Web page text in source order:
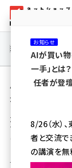
ン
yahoo
楽天
連載・特集 |
用語「寄付」
全 14 記事中 1
ZOZOが売上の
Tシャツの売上金
に寄付するプロジ
「ZOZOTOWN」の
すべてを千葉県の自治
お知らせ
AIが買い物
一手」とは
任者が登
8/26（水）
者と交流で
の講演を無